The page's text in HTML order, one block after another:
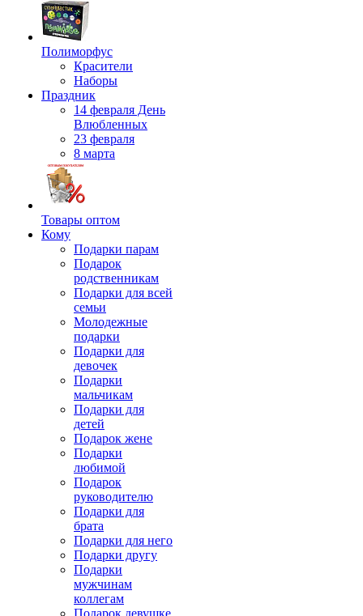
Полиморфус
Красители
Наборы
Праздник
14 февраля День
Влюбленных
23 февраля
8 марта
Товары оптом
Кому
Подарки парам
Подарок
родственникам
Подарки для всей
семьи
Молодежные
подарки
Подарки для
девочек
Подарки
мальчикам
Подарки для
детей
Подарок жене
Подарки
любимой
Подарок
руководителю
Подарки для
брата
Подарки для него
Подарки другу
Подарки
мужчинам
коллегам
Подарок девушке